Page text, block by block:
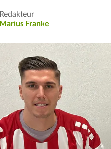
Redakteur
Marius Franke